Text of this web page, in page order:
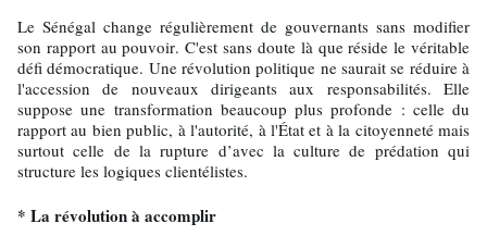
Le Sénégal change régulièrement de gouvernants sans modifier
son rapport au pouvoir. C'est sans doute là que réside le véritable
défi démocratique. Une révolution politique ne saurait se réduire à
l'accession de nouveaux dirigeants aux responsabilités. Elle
suppose une transformation beaucoup plus profonde : celle du
rapport au bien public, à l'autorité, à l'État et à la citoyenneté mais
surtout celle de la rupture d’avec la culture de prédation qui
structure les logiques clientélistes.
* La révolution à accomplir